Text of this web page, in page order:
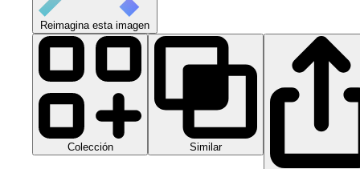
Reimagina esta imagen
Colección Similar